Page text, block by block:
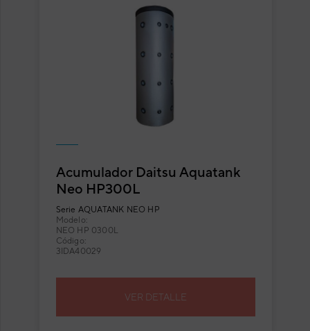
Acumulador Daitsu Aquatank
Neo HP300L
Serie AQUATANK NEO HP
Modelo:
NEO HP 0300L
Código:
3IDA40029
VER DETALLE